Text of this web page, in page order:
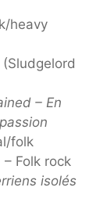
heavy
(Sludgelord
– En
folk
– Folk rock
isolés